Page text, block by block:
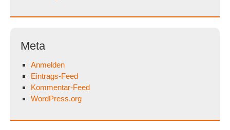
Meta
Anmelden
Eintrags-Feed
Kommentar-Feed
WordPress.org